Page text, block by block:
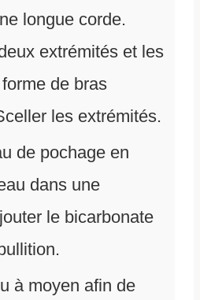
longue corde.
extrémités et les
de bras
les extrémités.
de pochage en
dans une
le bicarbonate
à moyen afin de